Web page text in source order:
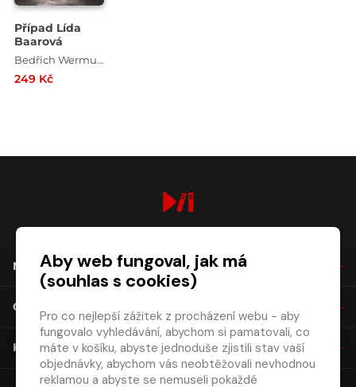
Případ Lída
Baarová
Bedřich Wermuth , Béďa Šulc
249 Kč
NÁKUP
O SPOLEČNOSTI
KONTAKT
Aby web fungoval, jak má
(souhlas s cookies)
Pro co nejlepší zážitek z procházení webu - aby
fungovalo vyhledávání, abychom si pamatovali, co
máte v košíku, abyste jednoduše zjistili stav vaší
objednávky, abychom vás neobtěžovali nevhodnou
reklamou a abyste se nemuseli pokaždé